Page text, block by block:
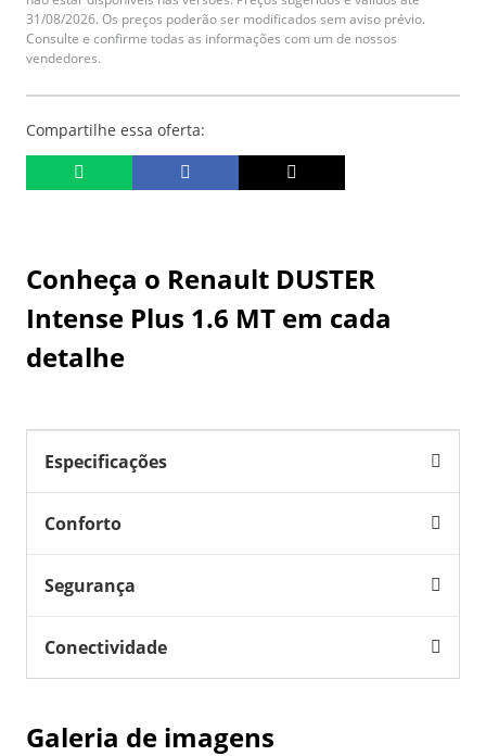
31/08/2026. Os preços poderão ser modificados sem aviso prévio.
Consulte e confirme todas as informações com um de nossos
vendedores.
Compartilhe essa oferta:
Conheça o Renault DUSTER
Intense Plus 1.6 MT em cada
detalhe
Especificações
Conforto
Segurança
Conectividade
Galeria de imagens